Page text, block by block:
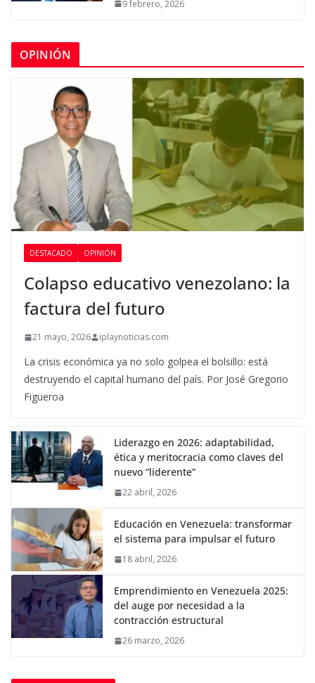
9 febrero, 2026
OPINIÓN
DESTACADO OPINIÓN
Colapso educativo venezolano: la
factura del futuro
21 mayo, 2026 iplaynoticias.com
La crisis económica ya no solo golpea el bolsillo: está
destruyendo el capital humano del país. Por José Gregorio
Figueroa
Liderazgo en 2026: adaptabilidad,
ética y meritocracia como claves del
nuevo “liderente”
22 abril, 2026
Educación en Venezuela: transformar
el sistema para impulsar el futuro
18 abril, 2026
Emprendimiento en Venezuela 2025:
del auge por necesidad a la
contracción estructural
26 marzo, 2026